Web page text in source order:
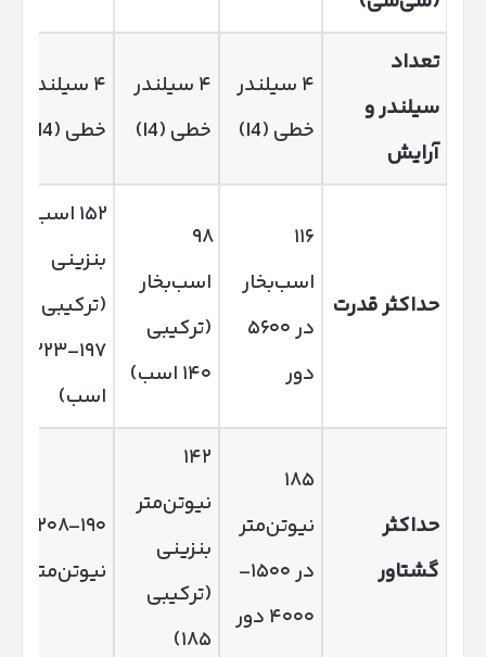
تعداد
سیلندر و
آرایش
۴ سیلندر
خطی (I4)
۴ سیلندر
خطی (I4)
۴ سیلندر
خطی (I4)
حداکثر قدرت
۱۱۶
اسب‌بخار
در ۵۶۰۰
دور
۹۸
اسب‌بخار
(ترکیبی
۱۴۰ اسب)
۱۵۲ اسب
بنزینی
(ترکیبی
۱۹۷–۲۲۳
اسب)
حداکثر
گشتاور
۱۸۵
نیوتن‌متر
در ۱۵۰۰–
۴۰۰۰ دور
۱۴۲
نیوتن‌متر
بنزینی
(ترکیبی
۱۸۵)
۱۹۰–۲۰۸
نیوتن‌متر